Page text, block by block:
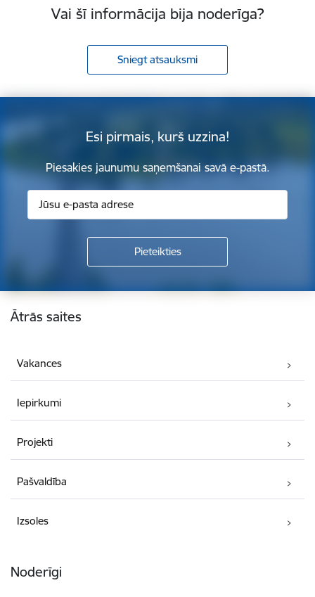
Vai šī informācija bija noderīga?
Sniegt atsauksmi
Esi pirmais, kurš uzzina!
Piesakies jaunumu saņemšanai savā e-pastā.
Kājene
Ātrās saites
Vakances
Iepirkumi
Projekti
Pašvaldība
Izsoles
Noderīgi